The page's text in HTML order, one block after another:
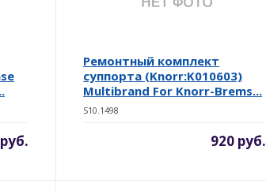
Ремонтный комплект
суппорта (Knorr:K010603)
Multibrand For Knorr-Brems...
S10.1498
920 руб.